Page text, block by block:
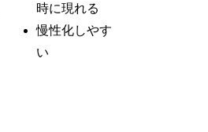
時に現れる
慢性化しやす
い